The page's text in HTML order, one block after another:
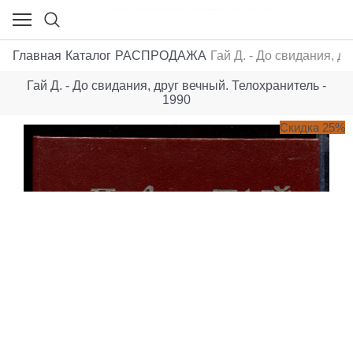
Главная Каталог РАСПРОДАЖА Гай Д. - До свидания,
Гай Д. - До свидания, друг вечный. Телохранитель -
1990
Скидка 25%